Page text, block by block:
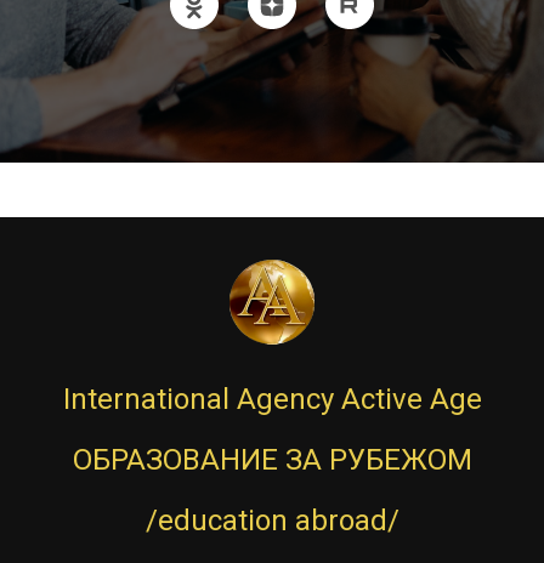
International Agency Active Age
ОБРАЗОВАНИЕ ЗА РУБЕЖОМ
/education abroad/